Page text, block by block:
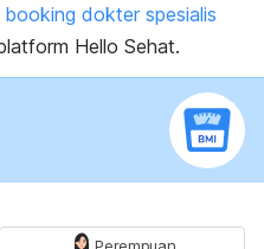
booking dokter spesialis
Hello Sehat.
Perempuan